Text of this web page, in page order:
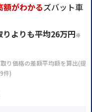
額がわかるズバット車
りよりも平均26万円※
り価格の差額平均額を算出(提
件)